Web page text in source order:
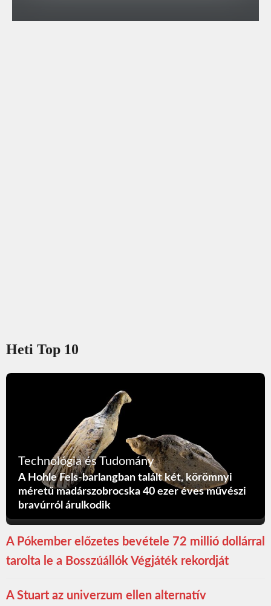
Heti Top 10
Technológia és Tudomány
A Hohle Fels-barlangban talált két, körömnyi
méretű madárszobrocska 40 ezer éves művészi
bravúrról árulkodik
A Pókember előzetes bevétele 72 millió dollárral
tarolta le a Bosszúállók Végjáték rekordját
A Stuart az univerzum ellen alternatív